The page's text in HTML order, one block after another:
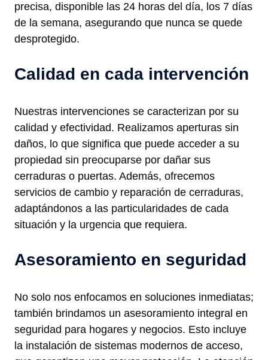
precisa, disponible las 24 horas del día, los 7 días
de la semana, asegurando que nunca se quede
desprotegido.
Calidad en cada intervención
Nuestras intervenciones se caracterizan por su
calidad y efectividad. Realizamos aperturas sin
daños, lo que significa que puede acceder a su
propiedad sin preocuparse por dañar sus
cerraduras o puertas. Además, ofrecemos
servicios de cambio y reparación de cerraduras,
adaptándonos a las particularidades de cada
situación y la urgencia que requiera.
Asesoramiento en seguridad
No solo nos enfocamos en soluciones inmediatas;
también brindamos un asesoramiento integral en
seguridad para hogares y negocios. Esto incluye
la instalación de sistemas modernos de acceso,